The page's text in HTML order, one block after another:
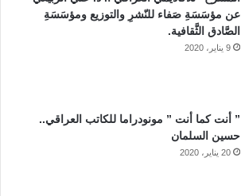
عن مؤسَسَةِ صَفاء للنّشرِ والتوزيع ومؤسَسَةِ
الصَّادق الثَّقافية.
9 يناير، 2020
” أنت كما أنت ” مونودراما للكاتب العراقي..
حسين السلمان
20 يناير، 2020